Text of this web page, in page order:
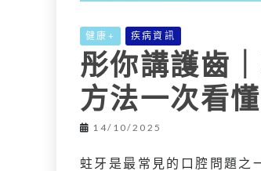
健康+ 疾病資訊
彤你講護齒
方法一次看懂
14/10/2025
蛀牙是最常見的口腔問題之